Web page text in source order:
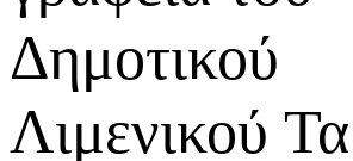
Δημοτικού
Λιμενικού